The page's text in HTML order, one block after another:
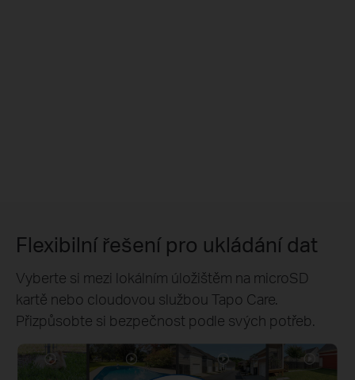
Flexibilní řešení pro ukládání dat
Vyberte si mezi lokálním úložištěm na microSD
kartě nebo cloudovou službou Tapo Care.
Přizpůsobte si bezpečnost podle svých potřeb.